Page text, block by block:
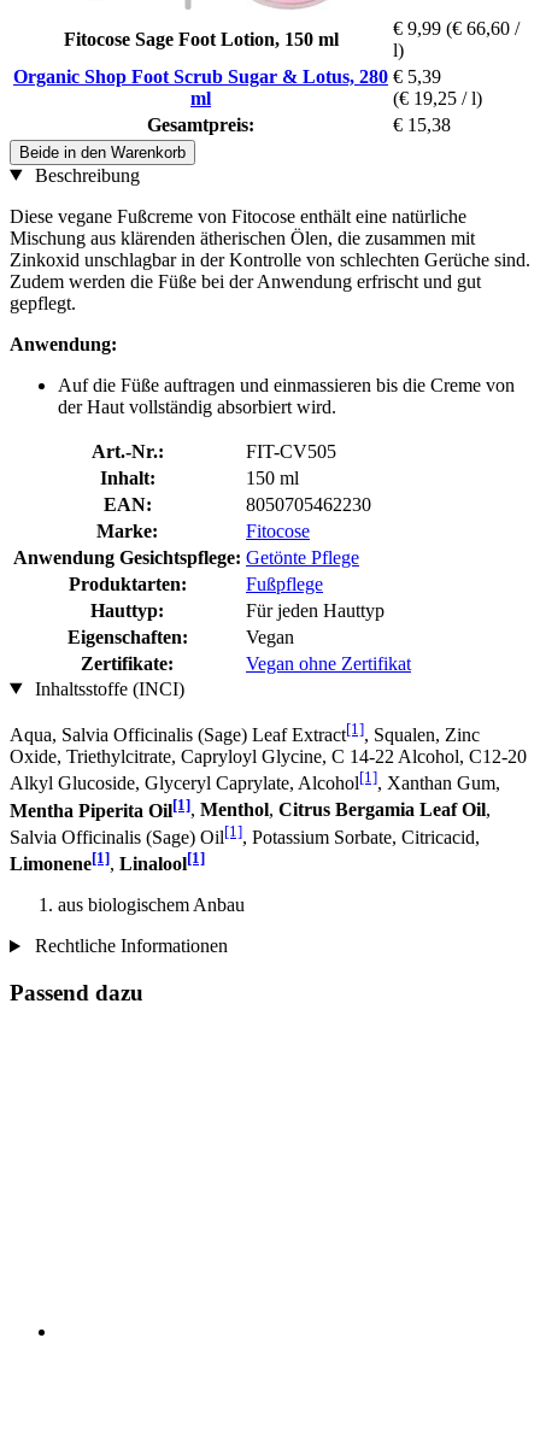
Fitocose Sage Foot Lotion, 150 ml
€ 9,99 (€ 66,60 /
l)
Organic Shop Foot Scrub Sugar & Lotus, 280
ml
€ 5,39
(€ 19,25 / l)
Gesamtpreis:
€ 15,38
Beide in den Warenkorb
Beschreibung
Diese vegane Fußcreme von Fitocose enthält eine natürliche
Mischung aus klärenden ätherischen Ölen, die zusammen mit
Zinkoxid unschlagbar in der Kontrolle von schlechten Gerüche sind.
Zudem werden die Füße bei der Anwendung erfrischt und gut
gepflegt.
Anwendung:
Auf die Füße auftragen und einmassieren bis die Creme von
der Haut vollständig absorbiert wird.
Art.-Nr.:
FIT-CV505
Inhalt:
150 ml
EAN:
8050705462230
Marke:
Fitocose
Anwendung Gesichtspflege: Getönte Pflege
Produktarten:
Fußpflege
Hauttyp:
Für jeden Hauttyp
Eigenschaften:
Vegan
Zertifikate:
Vegan ohne Zertifikat
Inhaltsstoffe (INCI)
Aqua, Salvia Officinalis (Sage) Leaf Extract[1], Squalen, Zinc
Oxide, Triethylcitrate, Capryloyl Glycine, C 14-22 Alcohol, C12-20
Alkyl Glucoside, Glyceryl Caprylate, Alcohol[1], Xanthan Gum,
Mentha Piperita Oil[1], Menthol, Citrus Bergamia Leaf Oil,
Salvia Officinalis (Sage) Oil[1], Potassium Sorbate, Citricacid,
Limonene[1], Linalool[1]
aus biologischem Anbau
Rechtliche Informationen
Passend dazu